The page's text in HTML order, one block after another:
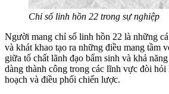
Chỉ số linh hồn 22 trong sự nghiệp
Người mang chỉ số linh hồn 22 là những
và khát khao tạo ra những điều mang tầm
giữa tố chất lãnh đạo bẩm sinh và khả
dàng thành công trong các lĩnh vực đòi
hoạch và điều phối chiến lược.